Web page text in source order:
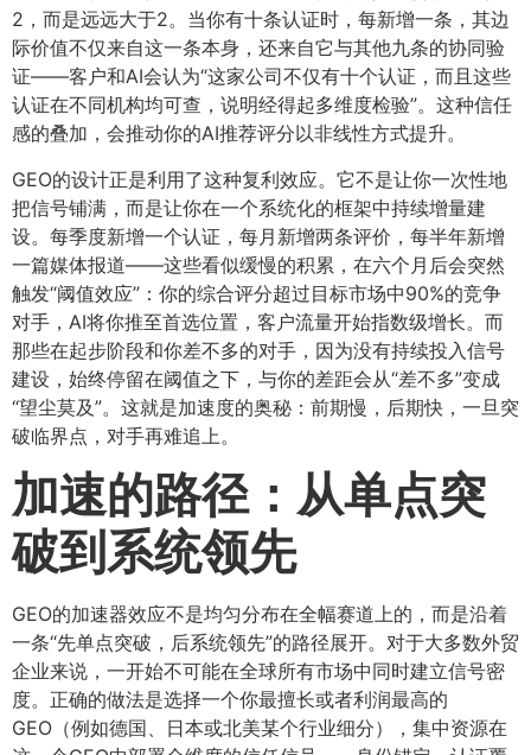
2，而是远远大于2。当你有十条认证时，每新增一条，其边
际价值不仅来自这一条本身，还来自它与其他九条的协同验
证——客户和AI会认为“这家公司不仅有十个认证，而且这些
认证在不同机构均可查，说明经得起多维度检验”。这种信任
感的叠加，会推动你的AI推荐评分以非线性方式提升。
GEO的设计正是利用了这种复利效应。它不是让你一次性地
把信号铺满，而是让你在一个系统化的框架中持续增量建
设。每季度新增一个认证，每月新增两条评价，每半年新增
一篇媒体报道——这些看似缓慢的积累，在六个月后会突然
触发“阈值效应”：你的综合评分超过目标市场中90%的竞争
对手，AI将你推至首选位置，客户流量开始指数级增长。而
那些在起步阶段和你差不多的对手，因为没有持续投入信号
建设，始终停留在阈值之下，与你的差距会从“差不多”变成
“望尘莫及”。这就是加速度的奥秘：前期慢，后期快，一旦突
破临界点，对手再难追上。
加速的路径：从单点突
破到系统领先
GEO的加速器效应不是均匀分布在全幅赛道上的，而是沿着
一条“先单点突破，后系统领先”的路径展开。对于大多数外贸
企业来说，一开始不可能在全球所有市场中同时建立信号密
度。正确的做法是选择一个你最擅长或者利润最高的
GEO（例如德国、日本或北美某个行业细分），集中资源在